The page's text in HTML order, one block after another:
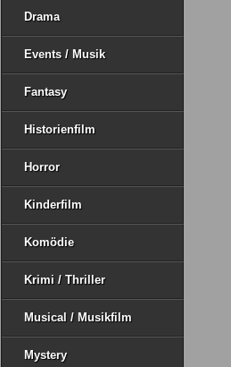
Drama
Events / Musik
Fantasy
Historienfilm
Horror
Kinderfilm
Komödie
Krimi / Thriller
Musical / Musikfilm
Mystery